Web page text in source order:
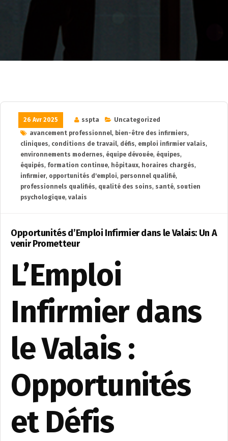
26 Avr 2025 sspta
Uncategorized
avancement professionnel, bien-être des infirmiers,
cliniques, conditions de travail, défis, emploi infirmier valais,
environnements modernes, équipe dévouée, équipes,
équipés, formation continue, hôpitaux, horaires chargés,
infirmier, opportunités d'emploi, personnel qualifié,
professionnels qualifiés, qualité des soins, santé, soutien
psychologique, valais
Opportunités d’Emploi Infirmier dans le Valais: Un A
venir Prometteur
L’Emploi
Infirmier dans
le Valais :
Opportunités
et Défis